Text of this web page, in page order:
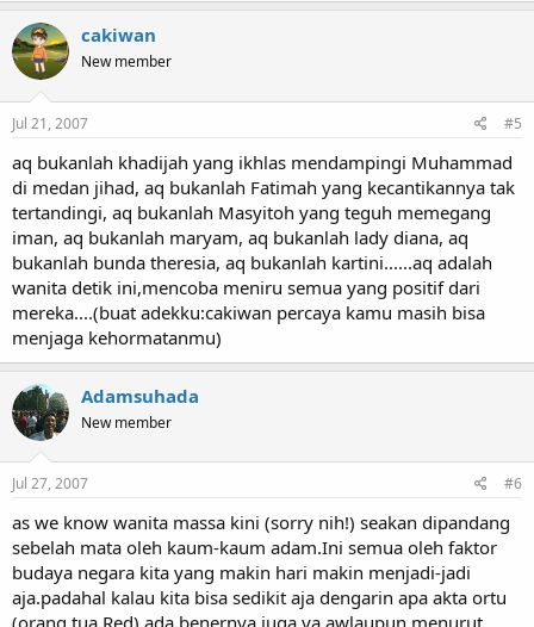
cakiwan
New member
Jul 21, 2007 #5
aq bukanlah khadijah yang ikhlas mendampingi Muhammad
di medan jihad, aq bukanlah Fatimah yang kecantikannya tak
tertandingi, aq bukanlah Masyitoh yang teguh memegang
iman, aq bukanlah maryam, aq bukanlah lady diana, aq
bukanlah bunda theresia, aq bukanlah kartini......aq adalah
wanita detik ini,mencoba meniru semua yang positif dari
mereka....(buat adekku:cakiwan percaya kamu masih bisa
menjaga kehormatanmu)
Adamsuhada
New member
Jul 27, 2007 #6
as we know wanita massa kini (sorry nih!) seakan dipandang
sebelah mata oleh kaum-kaum adam.Ini semua oleh faktor
budaya negara kita yang makin hari makin menjadi-jadi
aja.padahal kalau kita bisa sedikit aja dengarin apa akta ortu
(orang tua.Red) ada benernya juga,ya awlaupun menurut